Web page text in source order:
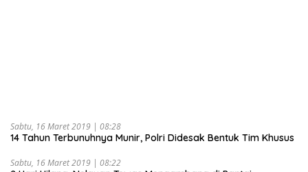
Sabtu, 16 Maret 2019 | 08:28
14 Tahun Terbunuhnya Munir, Polri Didesak Bentuk Tim Khusus
Sabtu, 16 Maret 2019 | 08:22